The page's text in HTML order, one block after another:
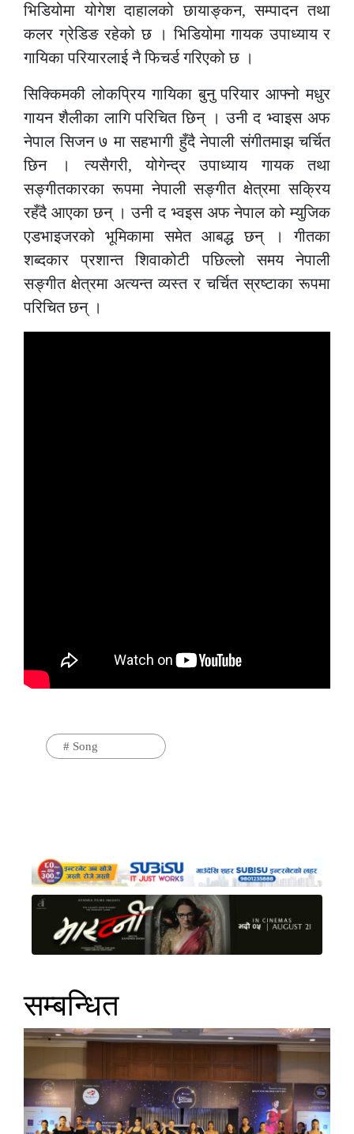
भिडियोमा योगेश दाहालको छायाङ्कन, सम्पादन तथा
कलर ग्रेडिङ रहेको छ । भिडियोमा गायक उपाध्याय र
गायिका परियारलाई नै फिचर्ड गरिएको छ ।
सिक्किमकी लोकप्रिय गायिका बुनु परियार आफ्नो मधुर
गायन शैलीका लागि परिचित छिन् । उनी द भ्वाइस अफ
नेपाल सिजन ७ मा सहभागी हुँदै नेपाली संगीतमाझ चर्चित
छिन । त्यसैगरी, योगेन्द्र उपाध्याय गायक तथा
सङ्गीतकारका रूपमा नेपाली सङ्गीत क्षेत्रमा सक्रिय
रहँदै आएका छन् । उनी द भ्वइस अफ नेपाल को म्युजिक
एडभाइजरको भूमिकामा समेत आबद्ध छन् । गीतका
शब्दकार प्रशान्त शिवाकोटी पछिल्लो समय नेपाली
सङ्गीत क्षेत्रमा अत्यन्त व्यस्त र चर्चित स्रष्टाका रूपमा
परिचित छन् ।
# Song
सम्बन्धित